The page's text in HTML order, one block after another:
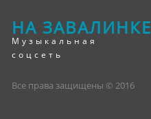
НА ЗАВАЛИНКЕ
Музыкальная
соцсеть
Все права защищены © 2016